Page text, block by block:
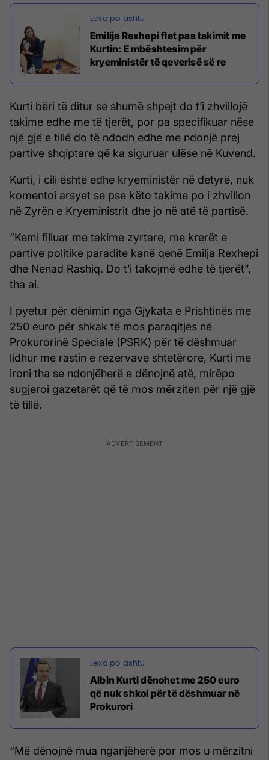
Emilija Rexhepi flet pas takimit me
Kurtin: E mbështesim për
kryeministër të qeverisë së re
Kurti bëri të ditur se shumë shpejt do t’i zhvillojë
takime edhe me të tjerët, por pa specifikuar nëse
një gjë e tillë do të ndodh edhe me ndonjë prej
partive shqiptare që ka siguruar ulëse në Kuvend.
Kurti, i cili është edhe kryeministër në detyrë, nuk
komentoi arsyet se pse këto takime po i zhvillon
në Zyrën e Kryeministrit dhe jo në atë të partisë.
“Kemi filluar me takime zyrtare, me krerët e
partive politike paradite kanë qenë Emilja Rexhepi
dhe Nenad Rashiq. Do t’i takojmë edhe të tjerët”,
tha ai.
I pyetur për dënimin nga Gjykata e Prishtinës me
250 euro për shkak të mos paraqitjes në
Prokurorinë Speciale (PSRK) për të dëshmuar
lidhur me rastin e rezervave shtetërore, Kurti me
ironi tha se ndonjëherë e dënojnë atë, mirëpo
sugjeroi gazetarët që të mos mërziten për një gjë
të tillë.
Albin Kurti dënohet me 250 euro
që nuk shkoi për të dëshmuar në
Prokurori
“Më dënojnë mua nganjëherë por mos u mërzitni